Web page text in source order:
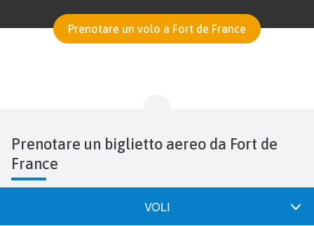
Prenotare un volo a Fort de France
Prenotare un biglietto aereo da Fort de
France